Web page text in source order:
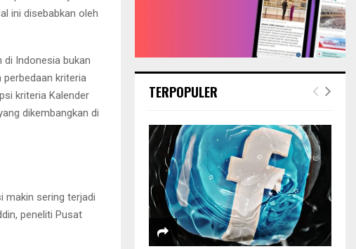
ini disebabkan oleh
di Indonesia bukan
kriteria
kriteria Kalender
dikembangkan di
makin sering terjadi
peneliti Pusat
TERPOPULER